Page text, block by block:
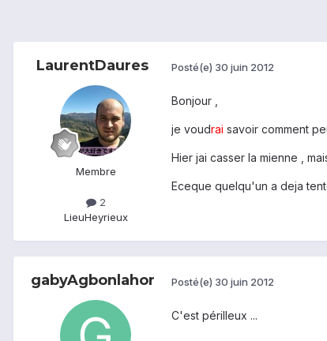
LaurentDaures
Membre
2
LieuHeyrieux
Posté(e) 30 juin 2012
Bonjour ,
je voudrai savoir comment
Hier jai casser la mienne ,
Eceque quelqu'un a deja
gabyAgbonlahor Posté(e) 30 juin 2012
C'est périlleux ...